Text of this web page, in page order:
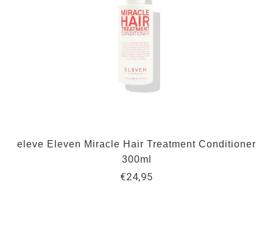
eleve Eleven Miracle Hair Treatment Conditioner
300ml
€24,95